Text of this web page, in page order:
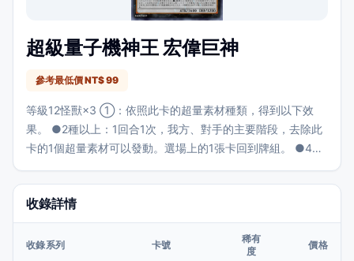
超級量子機神王 宏偉巨神
參考最低價 NT$ 99
等級12怪獸×3 ①：依照此卡的超量素材種類，得到以下效
果。 ●2種以上：1回合1次，我方、對手的主要階段，去除此
卡的1個超量素材可以發動。選場上的1張卡回到牌組。 ●4種
種以上：對手不能用卡的效果從牌組將卡加入手牌。 ②：此
卡被送去墓地的場合可以發動。從我方墓地選3種「超級量子
機獸」超量怪獸各1隻特殊召喚。
收錄詳情
收錄系列 卡號
稀有
度
價格